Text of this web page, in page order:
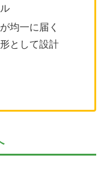
均一に届く
として設計